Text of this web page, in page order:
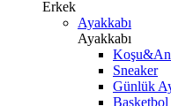
Erkek
Ayakkabı
Ayakkabı
Sneaker
Günlük
Basketbol